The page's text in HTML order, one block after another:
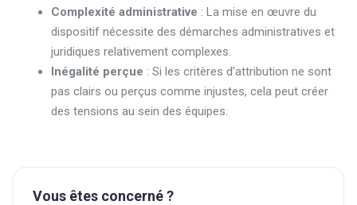
Complexité administrative : La mise en œuvre du
dispositif nécessite des démarches administratives et
juridiques relativement complexes.
Inégalité perçue : Si les critères d’attribution ne sont
pas clairs ou perçus comme injustes, cela peut créer
des tensions au sein des équipes.
Vous êtes concerné ?